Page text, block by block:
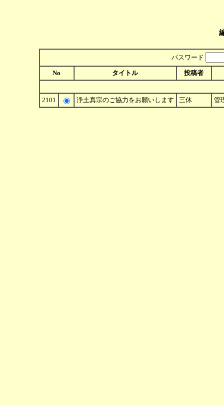
パスワード
No タイトル 投稿者
2101 浄土真宗のご協力をお願いします 三休 管